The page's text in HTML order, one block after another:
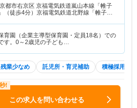
都市右京区 京福電気鉄道嵐山本線「帷子
（徒歩4分）京福電気鉄道北野線「帷子ノ
育園（企業主導型保育園・定員18名）での
す。0～2歳児の子ども…
残業少なめ 託児所・育児補助 積極採用中
この求人を問い合わせる